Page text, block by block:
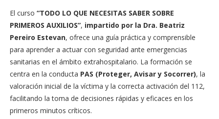
El curso “TODO LO QUE NECESITAS SABER SOBRE
PRIMEROS AUXILIOS”, impartido por la Dra. Beatriz
Pereiro Estevan, ofrece una guía práctica y comprensible
para aprender a actuar con seguridad ante emergencias
sanitarias en el ámbito extrahospitalario. La formación se
centra en la conducta PAS (Proteger, Avisar y Socorrer), la
valoración inicial de la víctima y la correcta activación del 112,
facilitando la toma de decisiones rápidas y eficaces en los
primeros minutos críticos.